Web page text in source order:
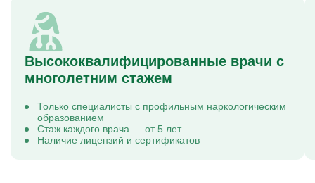
Высококвалифицированные врачи с
многолетним стажем
Только специалисты с профильным наркологическим
образованием
Стаж каждого врача — от 5 лет
Наличие лицензий и сертификатов